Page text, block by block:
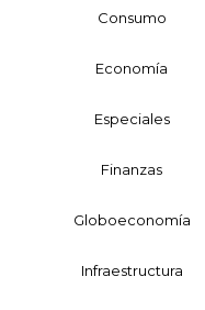
Consumo
Economía
Especiales
Finanzas
Globoeconomía
Infraestructura